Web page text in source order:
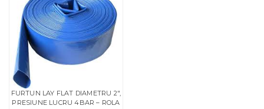
FURTUN LAY FLAT DIAMETRU 2″,
PRESIUNE LUCRU 4BAR – ROLA